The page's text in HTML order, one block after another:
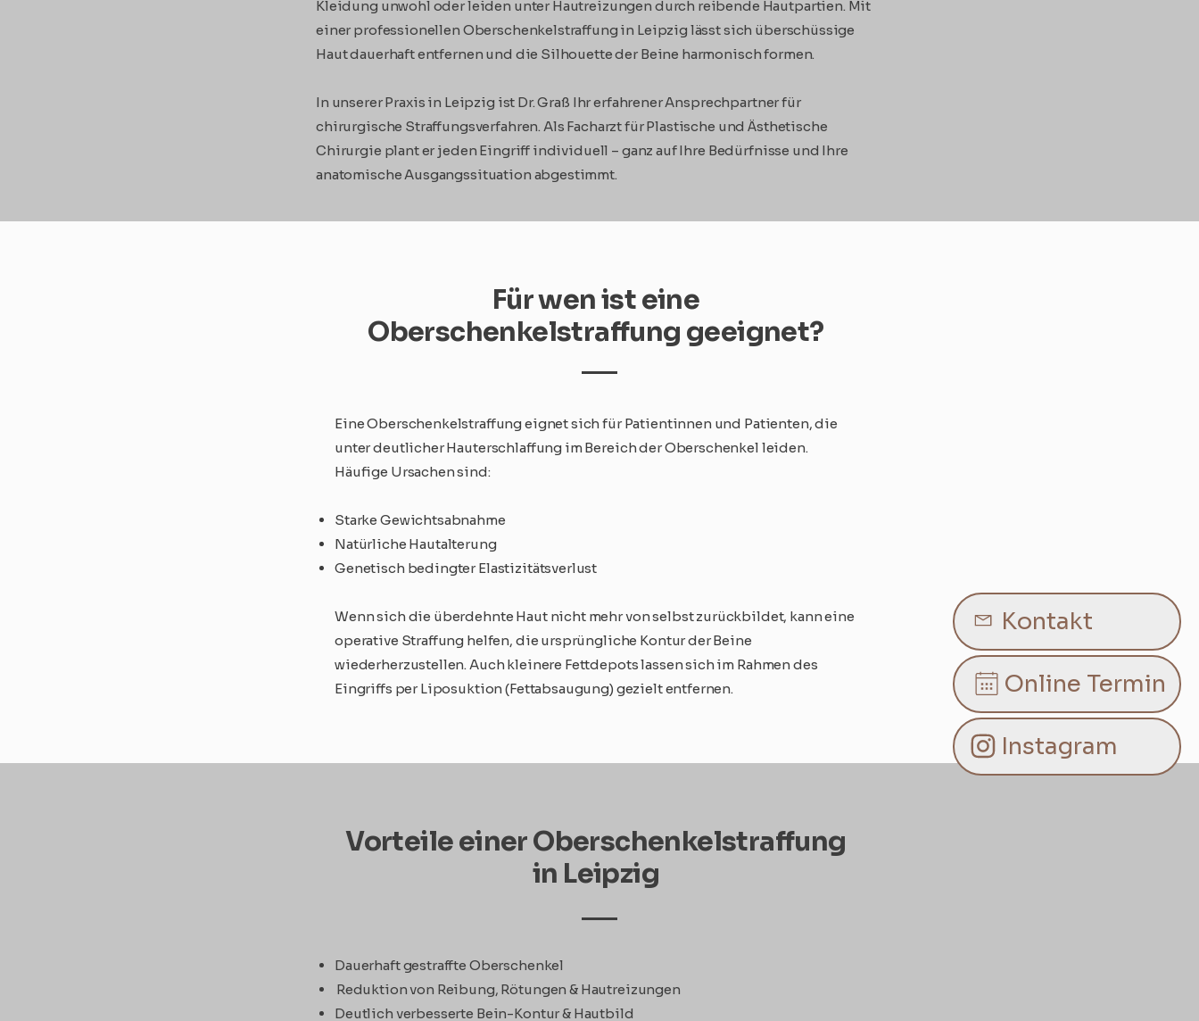
Instagram
Kontakt
Online Termin
Kleidung unwohl oder leiden unter Hautreizungen durch reibende Hautpartien. Mit
einer professionellen Oberschenkelstraffung in Leipzig lässt sich überschüssige
Haut dauerhaft entfernen und die Silhouette der Beine harmonisch formen.
In unserer Praxis in Leipzig ist Dr. Graß Ihr erfahrener Ansprechpartner für
chirurgische Straffungsverfahren. Als Facharzt für Plastische und Ästhetische
Chirurgie plant er jeden Eingriff individuell – ganz auf Ihre Bedürfnisse und Ihre
anatomische Ausgangssituation abgestimmt.
Für wen ist eine
Oberschenkelstraffung geeignet?
Eine Oberschenkelstraffung eignet sich für Patientinnen und Patienten, die
unter deutlicher Hauterschlaffung im Bereich der Oberschenkel leiden.
Häufige Ursachen sind:
Starke Gewichtsabnahme
Natürliche Hautalterung
Genetisch bedingter Elastizitätsverlust
Wenn sich die überdehnte Haut nicht mehr von selbst zurückbildet, kann eine
operative Straffung helfen, die ursprüngliche Kontur der Beine
wiederherzustellen. Auch kleinere Fettdepots lassen sich im Rahmen des
Eingriffs per Liposuktion (Fettabsaugung) gezielt entfernen.
Vorteile einer Oberschenkelstraffung
in Leipzig
Dauerhaft gestraffte Oberschenkel
Reduktion von Reibung, Rötungen & Hautreizungen
Deutlich verbesserte Bein-Kontur & Hautbild